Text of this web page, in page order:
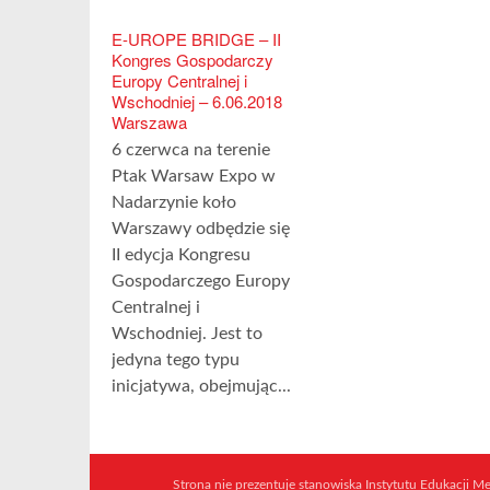
E-UROPE BRIDGE – II
Kongres Gospodarczy
Europy Centralnej i
Wschodniej – 6.06.2018
Warszawa
6 czerwca na terenie
Ptak Warsaw Expo w
Nadarzynie koło
Warszawy odbędzie się
II edycja Kongresu
Gospodarczego Europy
Centralnej i
Wschodniej. Jest to
jedyna tego typu
inicjatywa, obejmując...
Strona nie prezentuje stanowiska Instytutu Edukacji